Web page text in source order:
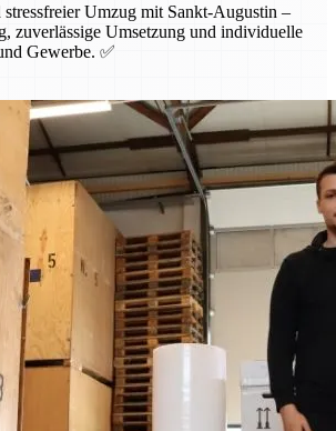
Umzug mit Sankt-Augustin –
zuverlässige Umsetzung und individuelle
Gewerbe. ✅